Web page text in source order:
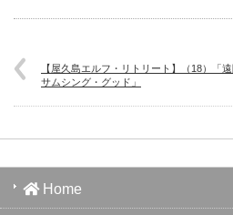
【屋久島エルフ・リトリート】（18）「
サムシング・グッド」
Home